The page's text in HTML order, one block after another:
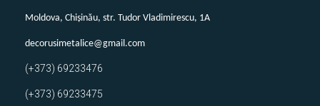
Мoldova, Chișinău, str. Tudor Vladimirescu, 1A
decorusimetalice@gmail.com
(+373) 69233476
(+373) 69233475